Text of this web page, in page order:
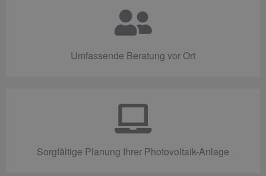
Umfassende Beratung vor Ort
Sorgfältige Planung Ihrer Photovoltaik-Anlage